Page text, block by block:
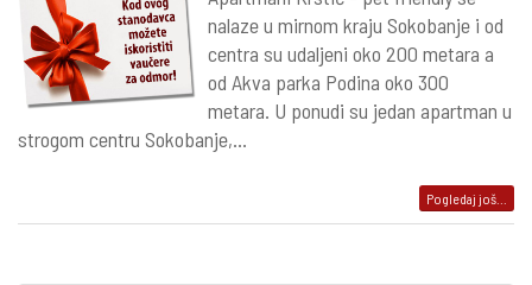
nalaze u mirnom kraju Sokobanje i od
centra su udaljeni oko 200 metara a
od Akva parka Podina oko 300
metara. U ponudi su jedan apartman u
strogom centru Sokobanje,...
Pogledaj još...